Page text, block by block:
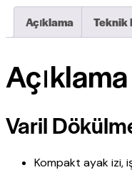
Açıklama Teknik
Açıklama
Varil
Kompakt ayak izi,